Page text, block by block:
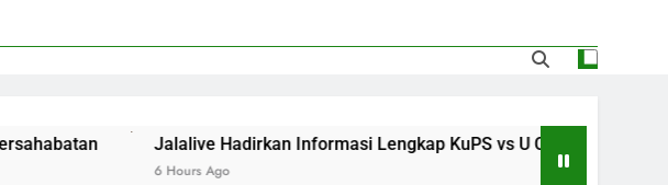
Jalalive Hadirkan Informasi Lengkap KuPS vs U Craiova Liga Eropa UEFA Malam